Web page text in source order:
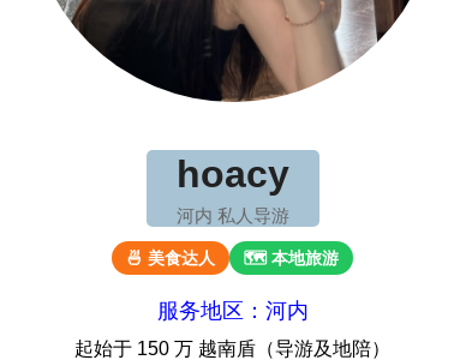
hoacy
河内 私人导游
🍜 美食达人 🗺 本地旅游
服务地区：河内
起始于 150 万 越南盾（导游及地陪）